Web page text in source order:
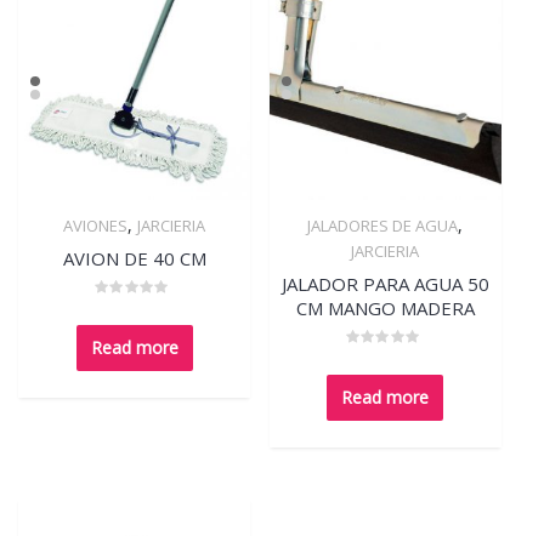
Quick View
AVIONES, JARCIERIA
AVION DE 40 CM
0
out
of
Read more
Quick View
JALADORES DE AGUA,
JARCIERIA
JALADOR PARA AGUA 50
CM MANGO MADERA
0
out
of
Read more